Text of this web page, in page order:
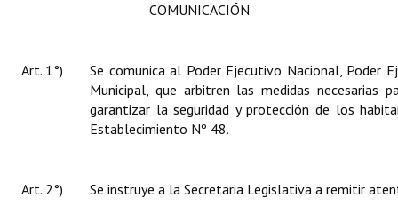
COMUNICACIÓN
Art. 1°)
Se comunica al Poder Ejecutivo Nacional, Poder
Municipal, que arbitren las medidas necesarias
garantizar la seguridad y protección de los
Establecimiento Nº 48.
Art. 2°) Se instruye a la Secretaria Legislativa a remitir